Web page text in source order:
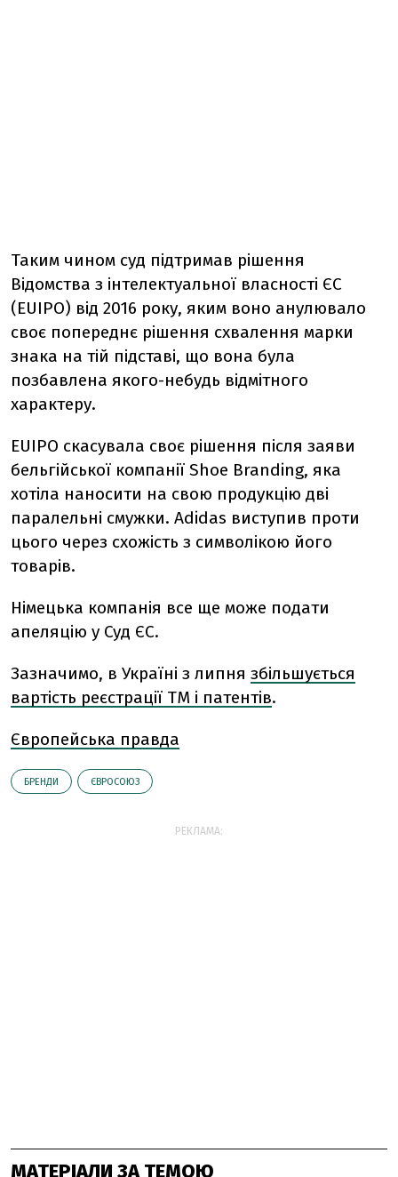
Таким чином суд підтримав рішення
Відомства з інтелектуальної власності ЄС
(EUIPO) від 2016 року, яким воно анулювало
своє попереднє рішення схвалення марки
знака на тій підставі, що вона була
позбавлена якого-небудь відмітного
характеру.
EUIPO скасувала своє рішення після заяви
бельгійської компанії Shoe Branding, яка
хотіла наносити на свою продукцію дві
паралельні смужки. Adidas виступив проти
цього через схожість з символікою його
товарів.
Німецька компанія все ще може подати
апеляцію у Суд ЄС.
Зазначимо, в Україні з липня збільшується
вартість реєстрації ТМ і патентів.
Європейська правда
БРЕНДИ ЄВРОСОЮЗ
РЕКЛАМА:
МАТЕРІАЛИ ЗА ТЕМОЮ